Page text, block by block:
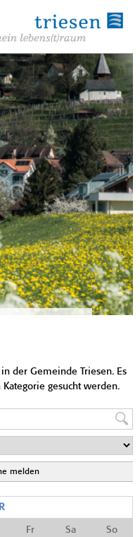
der Gemeinde Triesen. Es
gesucht werden.
melden
Fr Sa So